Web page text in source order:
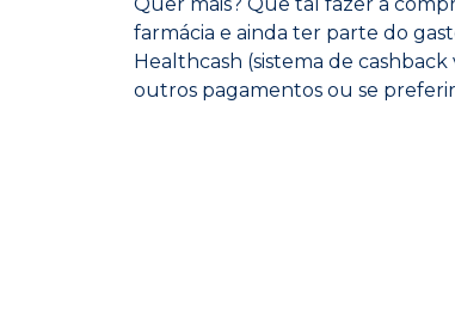
farmácia e ainda ter parte do
Healthcash (sistema de
outros pagamentos ou se